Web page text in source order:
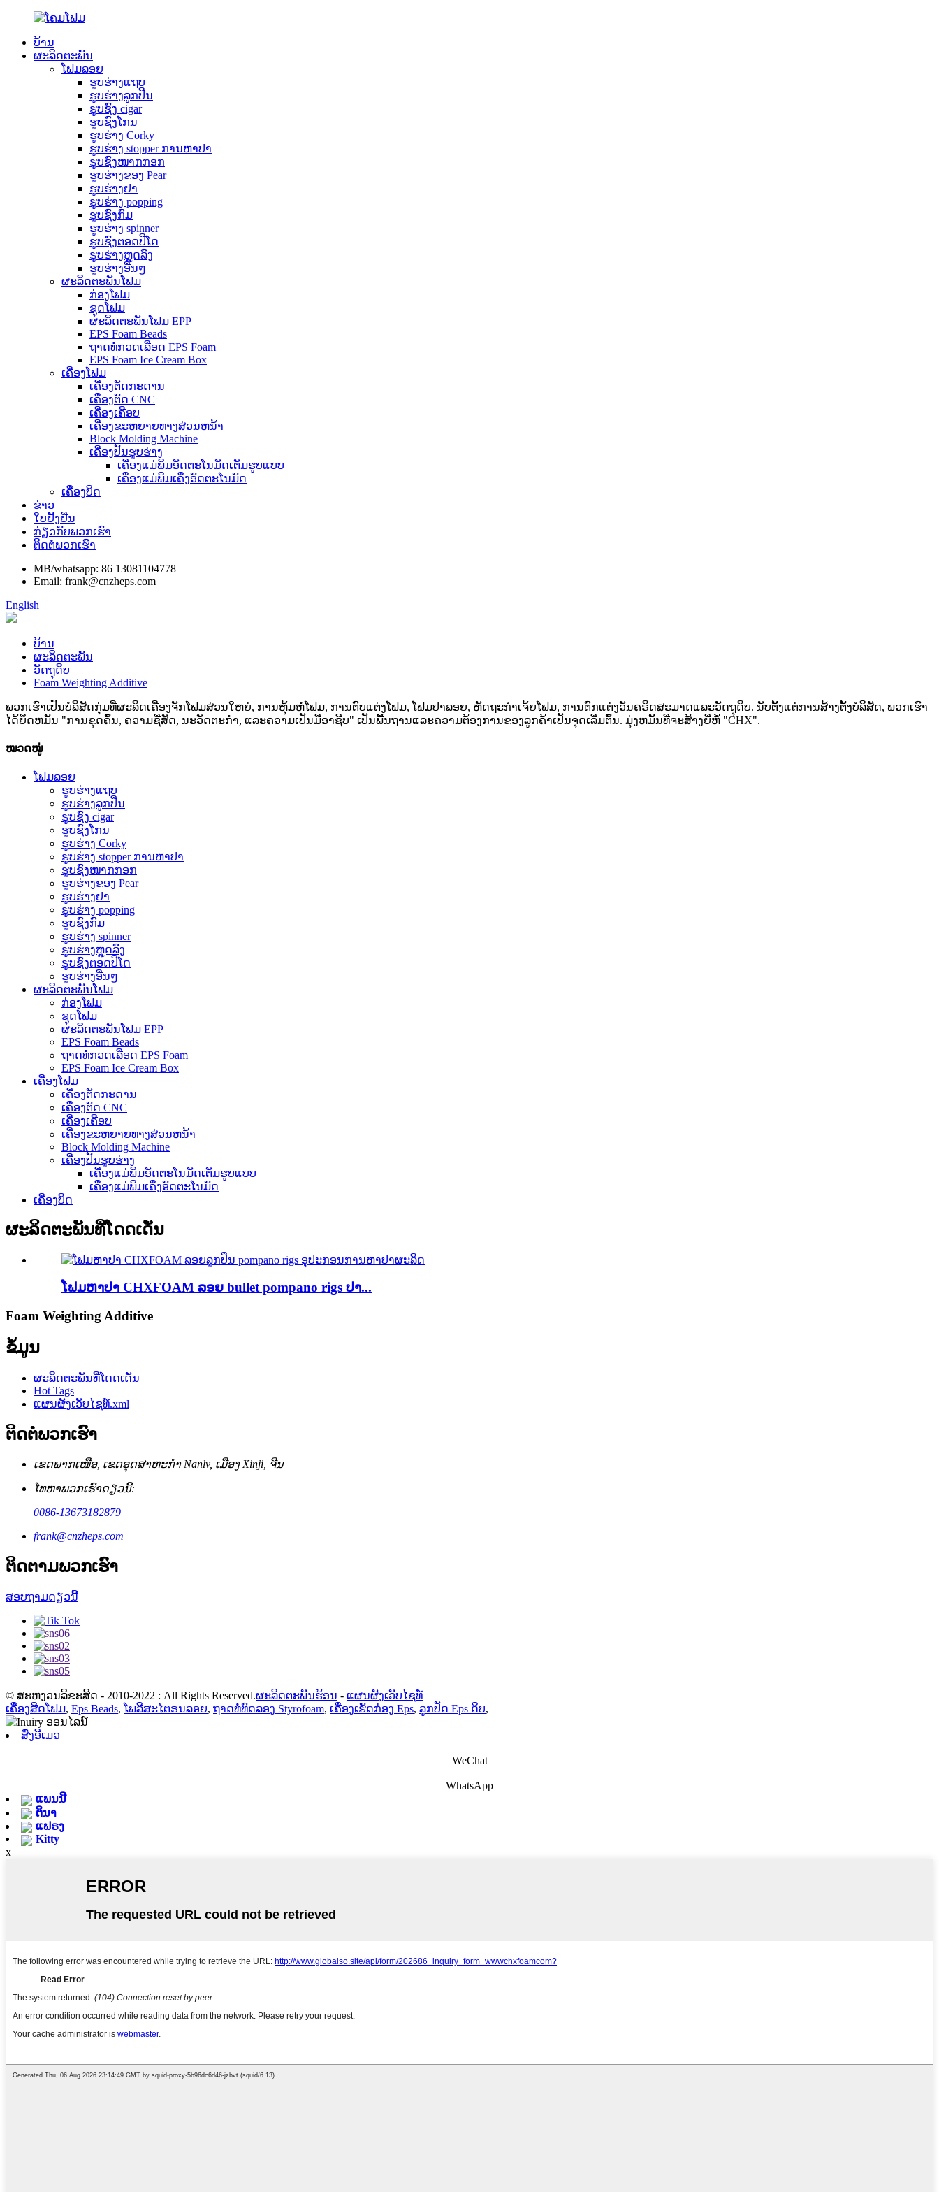
ບ້ານ
ຜະລິດຕະພັນ
ໂຟມລອຍ
ຮູບຮ່າງແຖບ
ຮູບຮ່າງລູກປືນ
ຮູບຊົງ cigar
ຮູບຊົງໂກນ
ຮູບຮ່າງ Corky
ຮູບ​ຮ່າງ stopper ການ​ຫາ​ປາ​
ຮູບຊົງໝາກກອກ
ຮູບ​ຮ່າງ​ຂອງ Pear​
ຮູບຮ່າງຢາ
ຮູບຮ່າງ popping
ຮູບຊົງກົມ
ຮູບຮ່າງ spinner
ຮູບຊົງຕອດປີໂດ
ຮູບຮ່າງຫຼຸດລົງ
ຮູບຮ່າງອື່ນໆ
ຜະລິດຕະພັນໂຟມ
ກ່ອງໂຟມ
ຊຸດໂຟມ
ຜະລິດຕະພັນໂຟມ EPP
EPS Foam Beads
ຖາດທໍ່ກວດເລືອດ EPS Foam
EPS Foam Ice Cream Box
ເຄື່ອງໂຟມ
ເຄື່ອງຕັດກະດານ
ເຄື່ອງຕັດ CNC
ເຄື່ອງເຄືອບ
ເຄື່ອງຂະຫຍາຍທາງສ່ວນຫນ້າ
Block Molding Machine
ເຄື່ອງປັ້ນຮູບຮ່າງ
ເຄື່ອງແມ່ພິມອັດຕະໂນມັດເຕັມຮູບແບບ
ເຄື່ອງແມ່ພິມເຄິ່ງອັດຕະໂນມັດ
ເຄື່ອງບິດ
ຂ່າວ
ໃບຢັ້ງຢືນ
ກ່ຽວກັບພວກເຮົາ
ຕິດຕໍ່ພວກເຮົາ
MB/whatsapp: 86 13081104778
Email: frank@cnzheps.com
English
ບ້ານ
ຜະລິດຕະພັນ
ວັດຖຸດິບ
Foam Weighting Additive
ພວກເຮົາເປັນບໍລິສັດກຸ່ມທີ່ຜະລິດເຄື່ອງຈັກໂຟມສ່ວນໃຫຍ່, ການຫຸ້ມຫໍ່ໂຟມ, ການຕົບແຕ່ງໂຟມ, ໂຟມປາລອຍ, ຫັດຖະກໍາເຈ້ຍໂຟມ, ການຕົກແຕ່ງວັນຄຣິດສະມາດແລະວັດຖຸດິບ. ນັບຕັ້ງແຕ່ການສ້າງຕັ້ງບໍລິສັດ, ພວກເຮົາ
ໄດ້ຍຶດຫມັ້ນ "ການຂຸດຄົ້ນ, ຄວາມຊື່ສັດ, ນະວັດຕະກໍາ, ແລະຄວາມເປັນມືອາຊີບ" ເປັນພື້ນຖານແລະຄວາມຕ້ອງການຂອງລູກຄ້າເປັນຈຸດເລີ່ມຕົ້ນ. ມຸ່ງຫມັ້ນທີ່ຈະສ້າງຍີ່ຫໍ້ "CHX".
ໝວດໝູ່
ໂຟມລອຍ
ຮູບຮ່າງແຖບ
ຮູບຮ່າງລູກປືນ
ຮູບຊົງ cigar
ຮູບຊົງໂກນ
ຮູບຮ່າງ Corky
ຮູບ​ຮ່າງ stopper ການ​ຫາ​ປາ​
ຮູບຊົງໝາກກອກ
ຮູບ​ຮ່າງ​ຂອງ Pear​
ຮູບຮ່າງຢາ
ຮູບຮ່າງ popping
ຮູບຊົງກົມ
ຮູບຮ່າງ spinner
ຮູບຮ່າງຫຼຸດລົງ
ຮູບຊົງຕອດປີໂດ
ຮູບຮ່າງອື່ນໆ
ຜະລິດຕະພັນໂຟມ
ກ່ອງໂຟມ
ຊຸດໂຟມ
ຜະລິດຕະພັນໂຟມ EPP
EPS Foam Beads
ຖາດທໍ່ກວດເລືອດ EPS Foam
EPS Foam Ice Cream Box
ເຄື່ອງໂຟມ
ເຄື່ອງຕັດກະດານ
ເຄື່ອງຕັດ CNC
ເຄື່ອງເຄືອບ
ເຄື່ອງຂະຫຍາຍທາງສ່ວນຫນ້າ
Block Molding Machine
ເຄື່ອງປັ້ນຮູບຮ່າງ
ເຄື່ອງແມ່ພິມອັດຕະໂນມັດເຕັມຮູບແບບ
ເຄື່ອງແມ່ພິມເຄິ່ງອັດຕະໂນມັດ
ເຄື່ອງບິດ
ຜະລິດຕະພັນທີ່ໂດດເດັ່ນ
ໂຟມຫາປາ CHXFOAM ລອຍ bullet pompano rigs ປາ...
Foam Weighting Additive
ຂໍ້ມູນ
ຜະລິດຕະພັນທີ່ໂດດເດັ່ນ
Hot Tags
ແຜນຜັງເວັບໄຊທ໌.xml
ຕິດຕໍ່ພວກເຮົາ
ເຂດ​ພາກ​ເໜືອ, ເຂດ​ອຸດ​ສາ​ຫະ​ກຳ Nanlv, ເມືອງ Xinji, ຈີນ
ໂທຫາພວກເຮົາດຽວນີ້:
0086-13673182879
frank@cnzheps.com
ຕິດຕາມພວກເຮົາ
ສອບຖາມດຽວນີ້
© ສະຫງວນລິຂະສິດ - 2010-2022 : All Rights Reserved.ຜະລິດຕະພັນຮ້ອນ - ແຜນຜັງເວັບໄຊທ໌
ເຄື່ອງສີດໂຟມ, Eps Beads, ໂພລີສະໄຕຣນລອຍ, ຖາດທໍ່ທົດລອງ Styrofoam, ເຄື່ອງເຮັດກ່ອງ Eps, ລູກປັດ Eps ດິບ,
ສົ່ງອີເມວ
WeChat
WhatsApp
ແພນນີ
ຕິນາ
ແຟຣງ
Kitty
x